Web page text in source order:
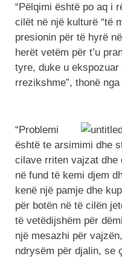
“Pëlqimi është po aq i
cilët në një kulturë “të
presionin për të hyrë
herët vetëm për t’u
tyre, duke u
rrezikshme”, thonë
“Problemi
është te arsimimi dhe
cilave rriten vajzat dhe
në fund të kemi djem
kenë një pamje dhe
për botën në të cilën
të vetëdijshëm për
një mesazhi për
ndrysëm për djalin, se